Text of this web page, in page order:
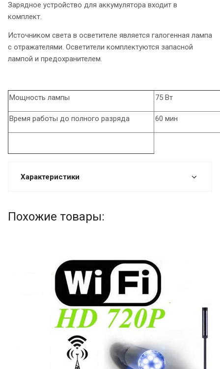
Зарядное устройство для аккумулятора входит в
комплект.
Источником света в осветителе является галогенная лампа
с отражателями. Осветители комплектуются запасной
лампой и предохранителем.
Мощность лампы 75 Вт
Время работы до полного разряда 60 мин
Характеристики
Похожие товары: